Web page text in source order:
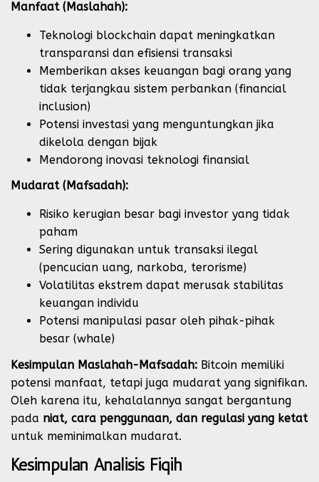
Manfaat (Maslahah):
Teknologi blockchain dapat meningkatkan
transparansi dan efisiensi transaksi
Memberikan akses keuangan bagi orang yang
tidak terjangkau sistem perbankan (financial
inclusion)
Potensi investasi yang menguntungkan jika
dikelola dengan bijak
Mendorong inovasi teknologi finansial
Mudarat (Mafsadah):
Risiko kerugian besar bagi investor yang tidak
paham
Sering digunakan untuk transaksi ilegal
(pencucian uang, narkoba, terorisme)
Volatilitas ekstrem dapat merusak stabilitas
keuangan individu
Potensi manipulasi pasar oleh pihak-pihak
besar (whale)
Kesimpulan Maslahah-Mafsadah: Bitcoin memiliki
potensi manfaat, tetapi juga mudarat yang signifikan.
Oleh karena itu, kehalalannya sangat bergantung
pada niat, cara penggunaan, dan regulasi yang ketat
untuk meminimalkan mudarat.
Kesimpulan Analisis Fiqih